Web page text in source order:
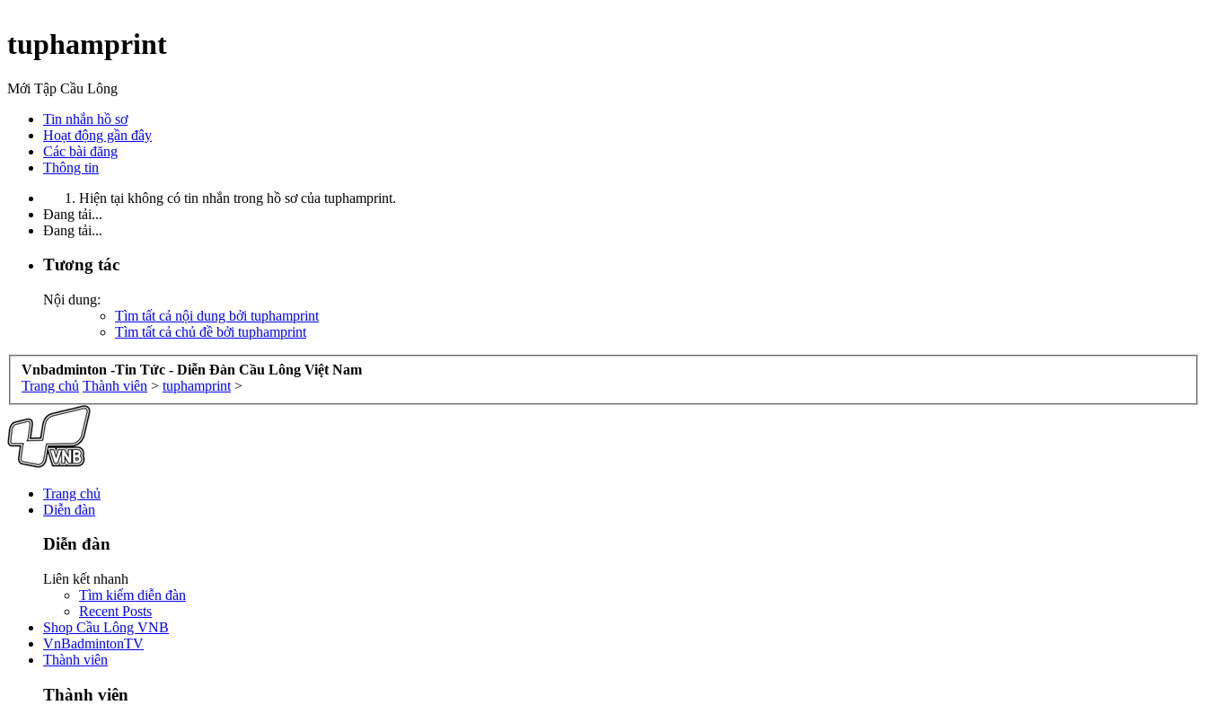
tuphamprint
Mới Tập Cầu Lông
Tin nhắn hồ sơ
Hoạt động gần đây
Các bài đăng
Thông tin
Hiện tại không có tin nhắn trong hồ sơ của tuphamprint.
Đang tải...
Đang tải...
Tương tác
Nội dung:
Tìm tất cả nội dung bởi tuphamprint
Tìm tất cả chủ đề bởi tuphamprint
Vnbadminton -Tin Tức - Diễn Đàn Cầu Lông Việt Nam
Trang chủ Thành viên > tuphamprint >
Trang chủ
Diễn đàn
Diễn đàn
Liên kết nhanh
Tìm kiếm diễn đàn
Recent Posts
Shop Cầu Lông VNB
VnBadmintonTV
Thành viên
Thành viên